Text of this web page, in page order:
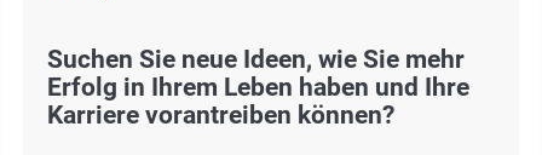
Suchen Sie neue Ideen, wie Sie mehr
Erfolg in Ihrem Leben haben und Ihre
Karriere vorantreiben können?